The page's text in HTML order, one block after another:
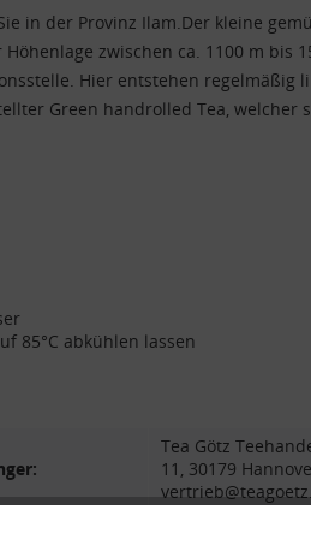
in der Provinz Ilam.Der kleine
zwischen ca. 1100 m bis
Hier entstehen regelmäßig
Green handrolled Tea, welcher
85°C abkühlen lassen
Tea Götz
11, 30179